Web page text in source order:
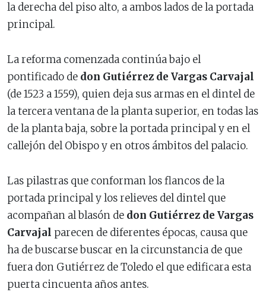
la derecha del piso alto, a ambos lados de la portada
principal.
La reforma comenzada continúa bajo el
pontificado de don Gutiérrez de Vargas Carvajal
(de 1523 a 1559), quien deja sus armas en el dintel de
la tercera ventana de la planta superior, en todas las
de la planta baja, sobre la portada principal y en el
callejón del Obispo y en otros ámbitos del palacio.
Las pilastras que conforman los flancos de la
portada principal y los relieves del dintel que
acompañan al blasón de don Gutiérrez de Vargas
Carvajal parecen de diferentes épocas, causa que
ha de buscarse buscar en la circunstancia de que
fuera don Gutiérrez de Toledo el que edificara esta
puerta cincuenta años antes.